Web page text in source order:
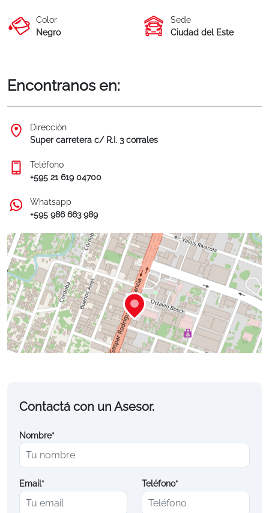
Color
Negro
Sede
Ciudad del Este
Encontranos en:
Dirección
Super carretera c/ R.I. 3 corrales
Teléfono
+595 21 619 04700
Whatsapp
+595 986 663 989
Pigeon
Contactá con un Asesor.
Nombre*
Email* Teléfono*